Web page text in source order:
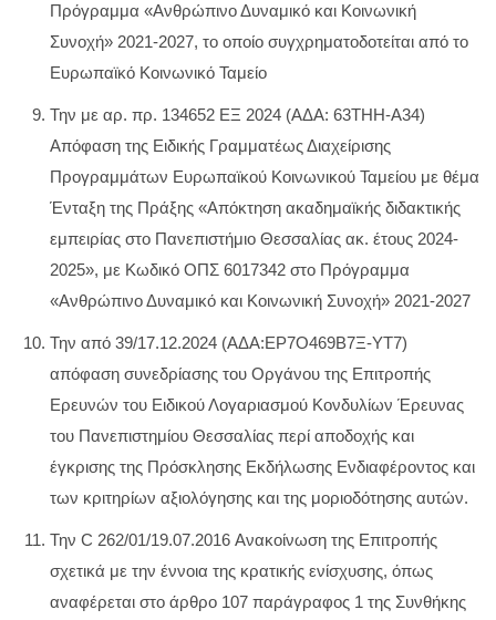
Πρόγραμμα «Ανθρώπινο Δυναμικό και Κοινωνική
Συνοχή» 2021-2027, το οποίο συγχρηματοδοτείται από το
Ευρωπαϊκό Κοινωνικό Ταμείο
Την με αρ. πρ. 134652 ΕΞ 2024 (ΑΔΑ: 63ΤΗΗ-Α34)
Απόφαση της Ειδικής Γραμματέως Διαχείρισης
Προγραμμάτων Ευρωπαϊκού Κοινωνικού Ταμείου με θέμα
Ένταξη της Πράξης «Απόκτηση ακαδημαϊκής διδακτικής
εμπειρίας στο Πανεπιστήμιο Θεσσαλίας ακ. έτους 2024-
2025», με Κωδικό ΟΠΣ 6017342 στο Πρόγραμμα
«Ανθρώπινο Δυναμικό και Κοινωνική Συνοχή» 2021-2027
Την από 39/17.12.2024 (ΑΔΑ:ΕΡ7Ο469Β7Ξ-ΥΤ7)
απόφαση συνεδρίασης του Οργάνου της Επιτροπής
Ερευνών του Ειδικού Λογαριασμού Κονδυλίων Έρευνας
του Πανεπιστημίου Θεσσαλίας περί αποδοχής και
έγκρισης της Πρόσκλησης Εκδήλωσης Ενδιαφέροντος και
των κριτηρίων αξιολόγησης και της μοριοδότησης αυτών.
Την C 262/01/19.07.2016 Ανακοίνωση της Επιτροπής
σχετικά με την έννοια της κρατικής ενίσχυσης, όπως
αναφέρεται στο άρθρο 107 παράγραφος 1 της Συνθήκης